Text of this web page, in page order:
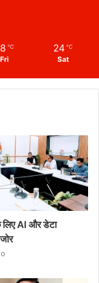
℃
Fri
24 ℃
Sat
लिए AI और डेटा